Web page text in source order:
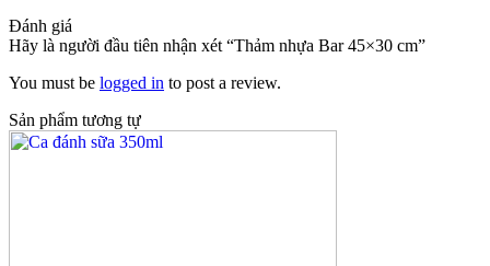
Đánh giá
Hãy là người đầu tiên nhận xét “Thảm nhựa Bar 45×30 cm”
You must be logged in to post a review.
Sản phẩm tương tự